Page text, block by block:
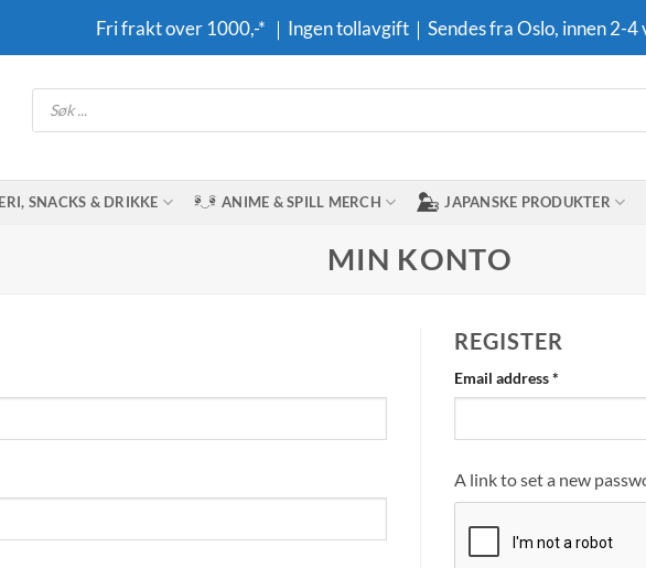
Fri frakt over 1000,-* ｜Ingen tollavgift｜Sendes fra Oslo, innen 2-4
Products
search
SNACKS & DRIKKE ANIME & SPILL MERCH JAPANSKE PRODUKTER
MIN KONTO
REGISTER
Email address*
A link to set a new